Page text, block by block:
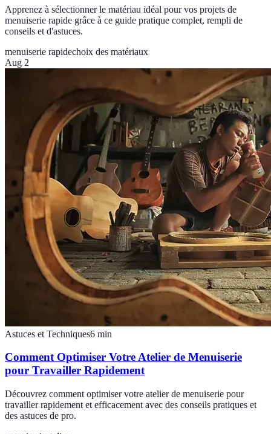
Apprenez à sélectionner le matériau idéal pour vos projets de
menuiserie rapide grâce à ce guide pratique complet, rempli de
conseils et d'astuces.
menuiserie rapidechoix des matériaux
Aug 2
Astuces et Techniques6 min
Comment Optimiser Votre Atelier de Menuiserie
pour Travailler Rapidement
Découvrez comment optimiser votre atelier de menuiserie pour
travailler rapidement et efficacement avec des conseils pratiques et
des astuces de pro.